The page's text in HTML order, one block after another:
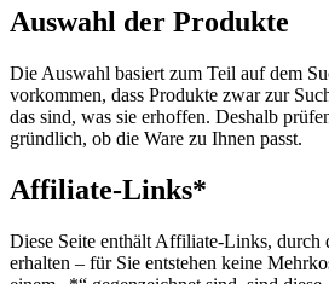
Auswahl der Produkte
Die Auswahl basiert zum Teil auf dem
vorkommen, dass Produkte zwar zur
das sind, was sie erhoffen. Deshalb
gründlich, ob die Ware zu Ihnen passt.
Affiliate-Links*
Diese Seite enthält Affiliate-Links, durch
erhalten – für Sie entstehen keine